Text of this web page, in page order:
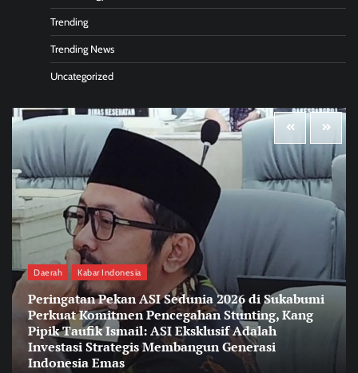
Trending
Trending News
Uncategorized
Daerah Kabar Indonesia
Peringatan Pekan ASI Sedunia 2026 di Sukabumi
Perkuat Komitmen Pencegahan Stunting, Kang
Pipik Taufik Ismail: ASI Eksklusif Adalah
Investasi Strategis Membangun Generasi
Indonesia Emas